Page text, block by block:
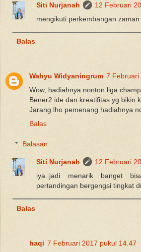
Siti Nurjanah
12 Februari
mengikuti perkembangan zaman
Balas
Wahyu Widyaningrum 7 Februari
Wow, hadiahnya nonton liga
Bener2 ide dan kreatifitas yg bikin
Jarang lho pemenang hadiahnya
Balas
Balasan
Siti Nurjanah
12 Februari
iya..jadi menarik banget
pertandingan bergengsi tingkat
Balas
haqi 7 Februari 2017 pukul 14.47